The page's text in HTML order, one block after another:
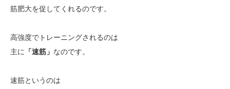
筋肥大を促してくれるのです。
高強度でトレーニングされるのは
主に 「速筋」 なのです。
速筋というのは